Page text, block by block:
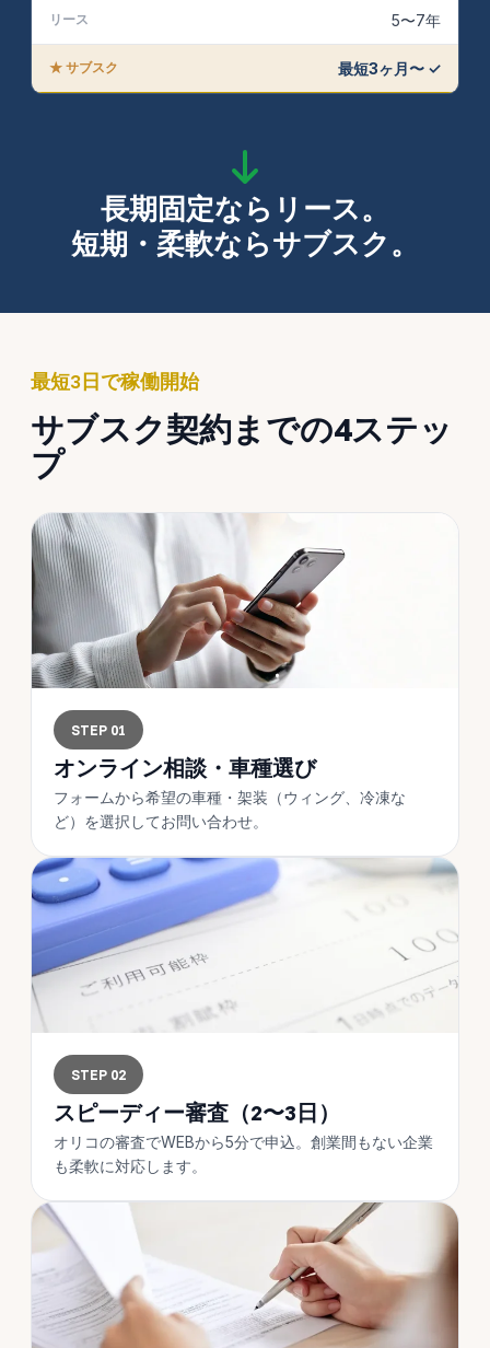
5〜7年
最短3ヶ月〜 ✓
長期固定ならリース。
短期・柔軟ならサブスク。
最短3日で稼働開始
サブスク契約までの4ステッ
プ
STEP 01
オンライン相談・車種選び
フォームから希望の車種・架装（ウィング、冷凍な
ど）を選択してお問い合わせ。
STEP 02
スピーディー審査（2〜3日）
オリコの審査でWEBから5分で申込。創業間もない企業
も柔軟に対応します。